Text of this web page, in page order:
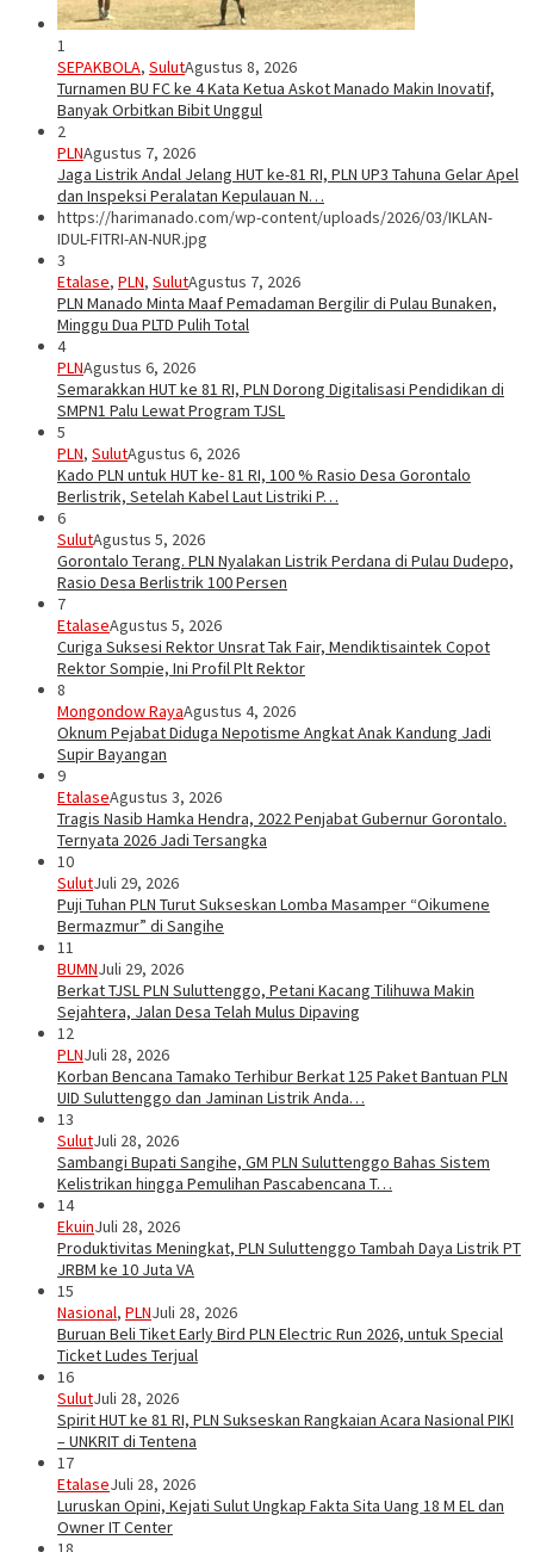
1
SEPAKBOLA, SulutAgustus 8, 2026
Turnamen BU FC ke 4 Kata Ketua Askot Manado Makin Inovatif,
Banyak Orbitkan Bibit Unggul
2
PLNAgustus 7, 2026
Jaga Listrik Andal Jelang HUT ke-81 RI, PLN UP3 Tahuna Gelar Apel
dan Inspeksi Peralatan Kepulauan N…
https://harimanado.com/wp-content/uploads/2026/03/IKLAN-
IDUL-FITRI-AN-NUR.jpg
3
Etalase, PLN, SulutAgustus 7, 2026
PLN Manado Minta Maaf Pemadaman Bergilir di Pulau Bunaken,
Minggu Dua PLTD Pulih Total
4
PLNAgustus 6, 2026
Semarakkan HUT ke 81 RI, PLN Dorong Digitalisasi Pendidikan di
SMPN1 Palu Lewat Program TJSL
5
PLN, SulutAgustus 6, 2026
Kado PLN untuk HUT ke- 81 RI, 100 % Rasio Desa Gorontalo
Berlistrik, Setelah Kabel Laut Listriki P…
6
SulutAgustus 5, 2026
Gorontalo Terang. PLN Nyalakan Listrik Perdana di Pulau Dudepo,
Rasio Desa Berlistrik 100 Persen
7
EtalaseAgustus 5, 2026
Curiga Suksesi Rektor Unsrat Tak Fair, Mendiktisaintek Copot
Rektor Sompie, Ini Profil Plt Rektor
8
Mongondow RayaAgustus 4, 2026
Oknum Pejabat Diduga Nepotisme Angkat Anak Kandung Jadi
Supir Bayangan
9
EtalaseAgustus 3, 2026
Tragis Nasib Hamka Hendra, 2022 Penjabat Gubernur Gorontalo.
Ternyata 2026 Jadi Tersangka
10
SulutJuli 29, 2026
Puji Tuhan PLN Turut Sukseskan Lomba Masamper “Oikumene
Bermazmur” di Sangihe
11
BUMNJuli 29, 2026
Berkat TJSL PLN Suluttenggo, Petani Kacang Tilihuwa Makin
Sejahtera, Jalan Desa Telah Mulus Dipaving
12
PLNJuli 28, 2026
Korban Bencana Tamako Terhibur Berkat 125 Paket Bantuan PLN
UID Suluttenggo dan Jaminan Listrik Anda…
13
SulutJuli 28, 2026
Sambangi Bupati Sangihe, GM PLN Suluttenggo Bahas Sistem
Kelistrikan hingga Pemulihan Pascabencana T…
14
EkuinJuli 28, 2026
Produktivitas Meningkat, PLN Suluttenggo Tambah Daya Listrik PT
JRBM ke 10 Juta VA
15
Nasional, PLNJuli 28, 2026
Buruan Beli Tiket Early Bird PLN Electric Run 2026, untuk Special
Ticket Ludes Terjual
16
SulutJuli 28, 2026
Spirit HUT ke 81 RI, PLN Sukseskan Rangkaian Acara Nasional PIKI
– UNKRIT di Tentena
17
EtalaseJuli 28, 2026
Luruskan Opini, Kejati Sulut Ungkap Fakta Sita Uang 18 M EL dan
Owner IT Center